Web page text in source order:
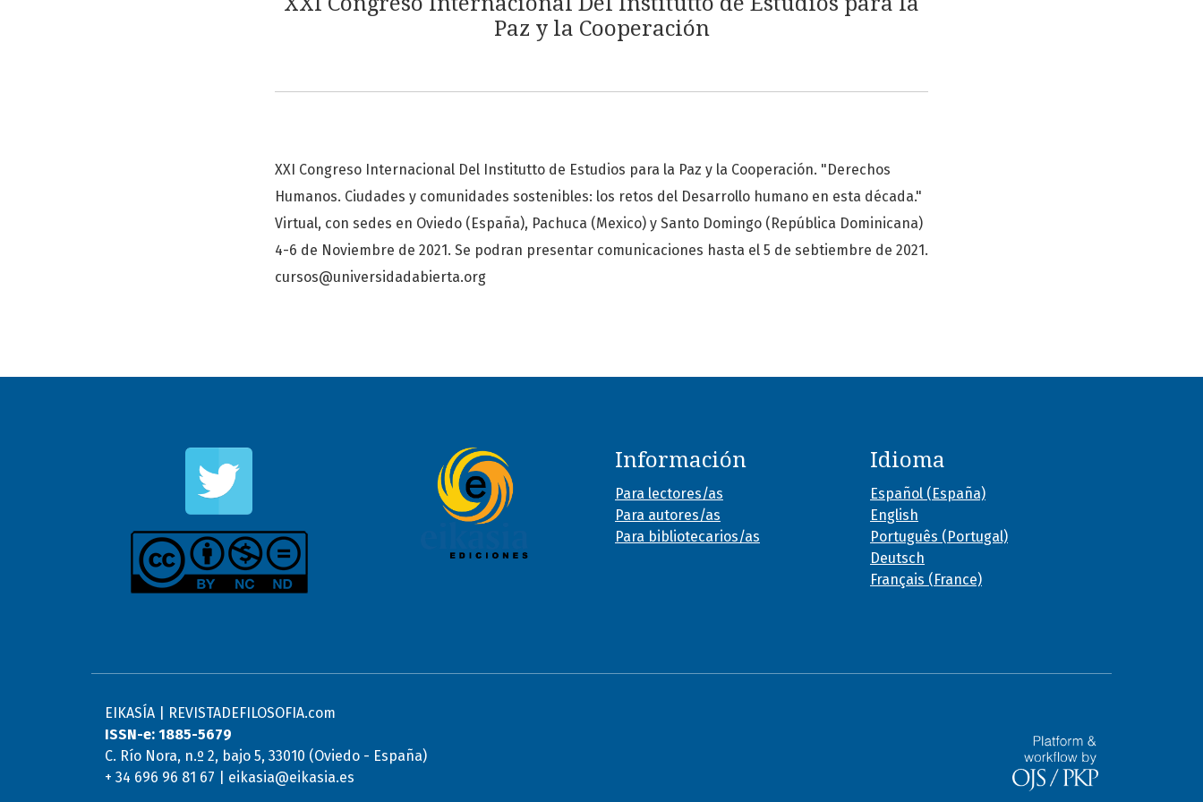
Paz y la Cooperación
XXI Congreso Internacional Del Institutto de Estudios para la Paz y la Cooperación. "Derechos
Humanos. Ciudades y comunidades sostenibles: los retos del Desarrollo humano en esta década."
Virtual, con sedes en Oviedo (España), Pachuca (Mexico) y Santo Domingo (República Dominicana)
4-6 de Noviembre de 2021. Se podran presentar comunicaciones hasta el 5 de sebtiembre de 2021.
cursos@universidadabierta.org
Información
Para lectores/as
Para autores/as
Para bibliotecarios/as
Idioma
Español (España)
English
Português (Portugal)
Deutsch
Français (France)
EIKASÍA | REVISTADEFILOSOFIA.com
ISSN-e: 1885-5679
C. Río Nora, n.º 2, bajo 5, 33010 (Oviedo - España)
+ 34 696 96 81 67 | eikasia@eikasia.es